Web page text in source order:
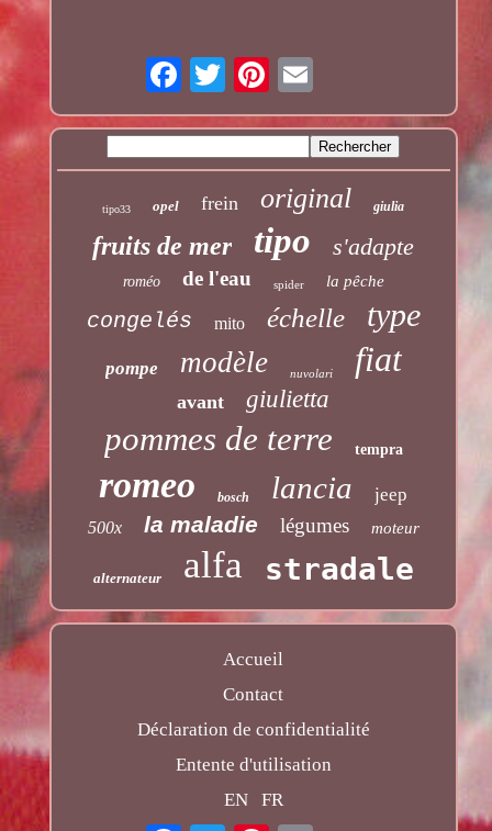
tipo33 opel frein original giulia
fruits de mer tipo s'adapte
roméo de l'eau spider la pêche
congelés mito échelle type
pompe modèle nuvolari fiat
avant giulietta
pommes de terre tempra
romeo bosch lancia jeep
500x la maladie légumes moteur
alternateur alfa stradale
Accueil
Contact
Déclaration de confidentialité
Entente d'utilisation
EN
FR